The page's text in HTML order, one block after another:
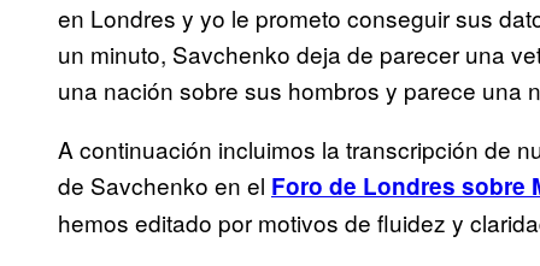
en Londres y yo le prometo conseguir sus
un minuto, Savchenko deja de parecer una
una nación sobre sus hombros y parece una
A continuación incluimos la transcripción de
de Savchenko en el Foro de Londres sobre
hemos editado por motivos de fluidez y